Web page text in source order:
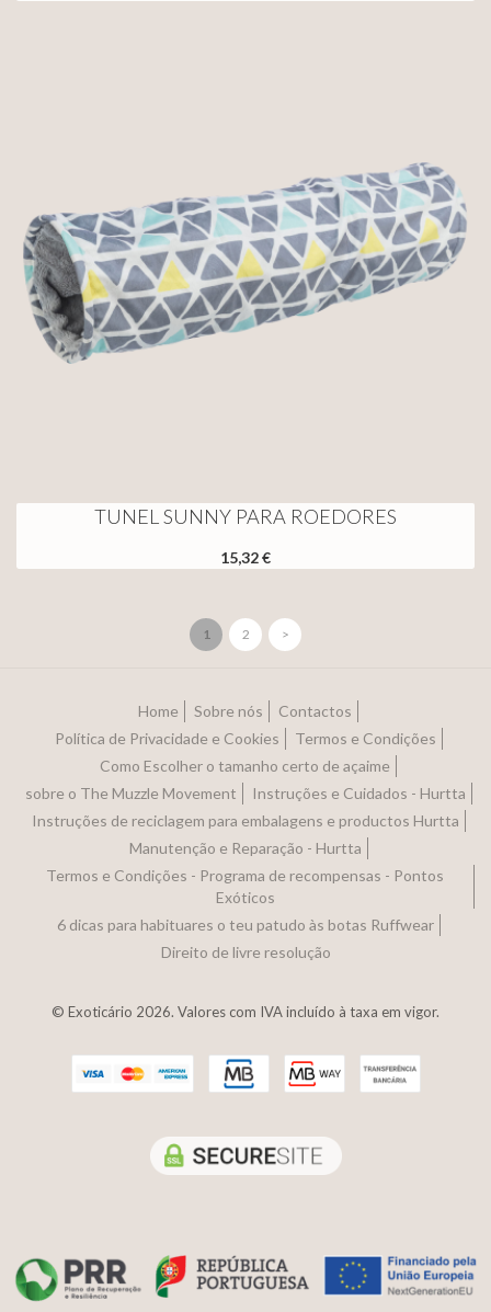
TUNEL SUNNY PARA ROEDORES
15,32 €
1 2 >
Home Sobre nós
Contactos
Política de Privacidade e Cookies
Termos e Condições
Como Escolher o tamanho certo de açaime
sobre o The Muzzle Movement
Instruções e Cuidados - Hurtta
Instruções de reciclagem para embalagens e productos Hurtta
Manutenção e Reparação - Hurtta
Termos e Condições - Programa de recompensas - Pontos
Exóticos
6 dicas para habituares o teu patudo às botas Ruffwear
Direito de livre resolução
© Exoticário 2026. Valores com IVA incluído à taxa em vigor.